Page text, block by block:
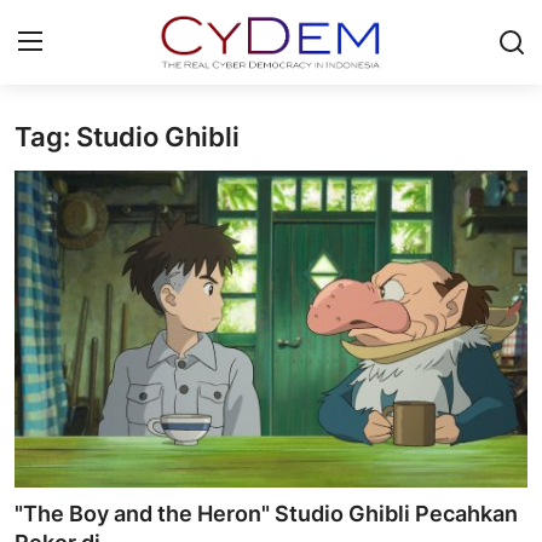
Login
Home
News
Contact
Politik
Redaksi
Olahraga
Nasional
Tag: Studio Ghibli
"The Boy and the Heron" Studio Ghibli Pecahkan